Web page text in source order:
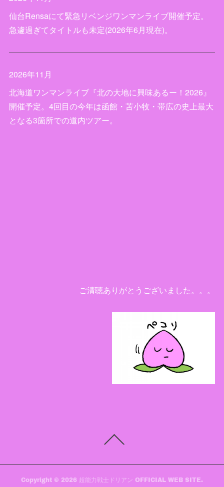
仙台Rensaにて緊急リベンジワンマンライブ開催予定。
急遽過ぎてタイトルも未定(2026年6月現在)。
2026年11月
北海道ワンマンライブ『北の大地に興味あるー！2026』
開催予定。4回目の今年は函館・苫小牧・帯広の史上最大
となる3箇所での道内ツアー。
ご清聴ありがとうございました。。。
Copyright © 2026 超能力戦士ドリアン OFFICIAL WEB SITE.